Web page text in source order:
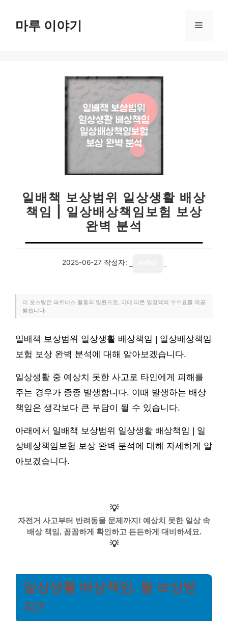
마루 이야기 메
일배책 보상범위 일상생활 배상
책임 | 일상배상책임보험 보상
완벽 분석
2025-06-27 작성자:
이 포스팅은 파트너스 활동의 일환으로, 이에 따른 일정액의 수수료를 제공
받습니다.
일배책 보상범위 일상생활 배상책임 | 일상배상책임
보험 보상 완벽 분석에 대해 알아보겠습니다.
일상생활 중 예상치 못한 사고로 타인에게 피해를
주는 경우가 종종 발생합니다. 이때 발생하는 배상
책임은 생각보다 큰 부담이 될 수 있습니다.
아래에서 일배책 보상범위 일상생활 배상책임 | 일
상배상책임보험 보상 완벽 분석에 대해 자세하게 알
아보겠습니다.
💡
자전거 사고부터 반려동물 문제까지! 예상치 못한 일상 속
배상 책임, 꼼꼼하게 확인하고 든든하게 대비하세요.
💡
일상생활 배상책임, 뭘 보상받
지?